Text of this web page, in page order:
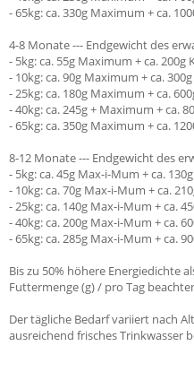
- 65kg: ca. 330g Maximum + ca.
4-8 Monate --- Endgewicht des
- 5kg: ca. 55g Maximum + ca. 200g
- 10kg: ca. 90g Maximum + ca.
- 25kg: ca. 180g Maximum + ca.
- 40kg: ca. 245g + Maximum + ca.
- 65kg: ca. 350g Maximum + ca.
8-12 Monate --- Endgewicht des
- 5kg: ca. 45g Max-i-Mum + ca.
- 10kg: ca. 70g Max-i-Mum + ca.
- 25kg: ca. 140g Max-i-Mum + ca.
- 40kg: ca. 200g Max-i-Mum + ca.
- 65kg: ca. 285g Max-i-Mum + ca.
Bis zu 50% höhere Energiedichte
Futtermenge (g) / pro Tag
Der tägliche Bedarf variiert nach
ausreichend frisches Trinkwasser